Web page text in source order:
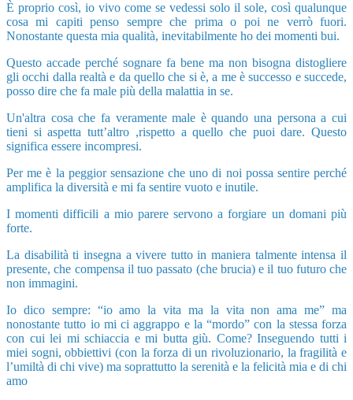
È proprio così, io vivo come se vedessi solo il sole, così qualunque
cosa mi capiti penso sempre che prima o poi ne verrò fuori.
Nonostante questa mia qualità, inevitabilmente ho dei momenti bui.
Questo accade perché sognare fa bene ma non bisogna distogliere
gli occhi dalla realtà e da quello che si è, a me è successo e succede,
posso dire che fa male più della malattia in se.
Un'altra cosa che fa veramente male è quando una persona a cui
tieni si aspetta tutt’altro ,rispetto a quello che puoi dare. Questo
significa essere incompresi.
Per me è la peggior sensazione che uno di noi possa sentire perché
amplifica la diversità e mi fa sentire vuoto e inutile.
I momenti difficili a mio parere servono a forgiare un domani più
forte.
La disabilità ti insegna a vivere tutto in maniera talmente intensa il
presente, che compensa il tuo passato (che brucia) e il tuo futuro che
non immagini.
Io dico sempre: “io amo la vita ma la vita non ama me” ma
nonostante tutto io mi ci aggrappo e la “mordo” con la stessa forza
con cui lei mi schiaccia e mi butta giù. Come? Inseguendo tutti i
miei sogni, obbiettivi (con la forza di un rivoluzionario, la fragilità e
l’umiltà di chi vive) ma soprattutto la serenità e la felicità mia e di chi
amo